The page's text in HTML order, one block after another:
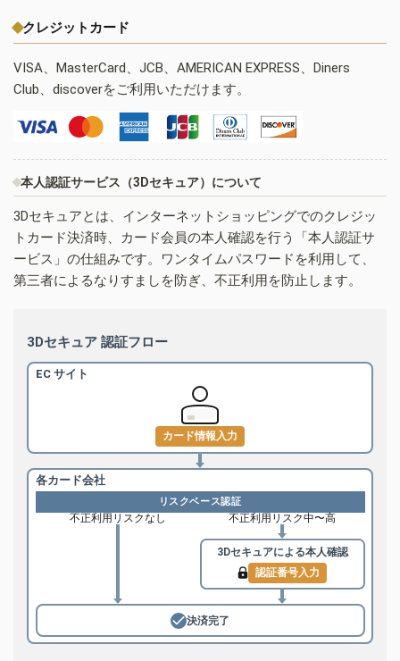
クレジットカード
VISA、MasterCard、JCB、AMERICAN EXPRESS、Diners
Club、discoverをご利用いただけます。
本人認証サービス（3Dセキュア）について
3Dセキュアとは、インターネットショッピングでのクレジッ
トカード決済時、カード会員の本人確認を行う「本人認証サ
ービス」の仕組みです。ワンタイムパスワードを利用して、
第三者によるなりすましを防ぎ、不正利用を防止します。
3Dセキュア 認証フロー
EC サイト
カード情報入力
各カード会社
リスクベース認証
不正利用リスクなし 不正利用リスク中〜高
3Dセキュアによる本人確認
認証番号入力
決済完了